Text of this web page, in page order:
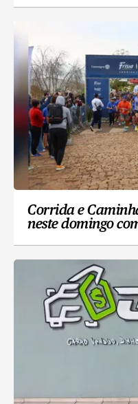
Corrida e
neste domingo